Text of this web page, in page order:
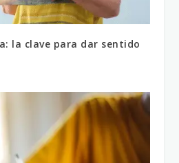
la clave para dar sentido